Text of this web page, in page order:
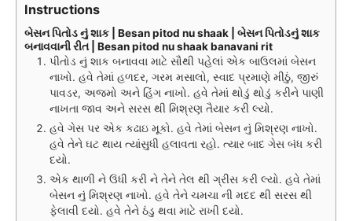
Instructions
બેસન પિતોડ નું શાક | Besan pitod nu shaak | બેસન પિતોડનું શાક
બનાવવાની રીત | Besan pitod nu shaak banavani rit
પીતોડ નું શાક બનાવવા માટે સૌથી પહેલાં એક બાઉલમાં બેસન
નાખો. હવે તેમાં હળદર, ગરમ મસાલો, સ્વાદ પ્રમાણે મીઠું, જીરું
પાવડર, અજમો અને હિંગ નાખો. હવે તેમાં થોડું થોડું કરીને પાણી
નાખતા જાવ અને સરસ થી મિશ્રણ તૈયાર કરી લ્યો.
હવે ગેસ પર એક કઢાઇ મૂકો. હવે તેમાં બેસન નું મિશ્રણ નાખો.
હવે તેને ઘટ થાય ત્યાંસુધી હલાવતા રહો. ત્યાર બાદ ગેસ બંધ કરી
દયો.
એક થાળી ને ઉંધી કરી ને તેને તેલ થી ગ્રીસ કરી લ્યો. હવે તેમાં
બેસન નું મિશ્રણ નાખો. હવે તેને ચમચા ની મદદ થી સરસ થી
ફેલાવી દયો. હવે તેને ઠંડુ થવા માટે રાખી દયો.